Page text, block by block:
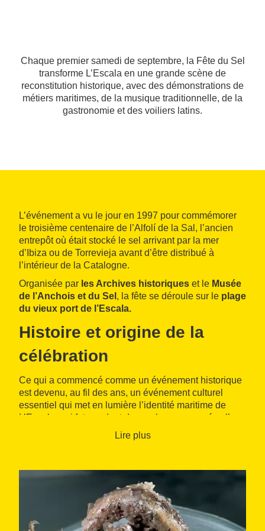
Chaque premier samedi de septembre, la Fête du Sel
transforme L’Escala en une grande scène de
reconstitution historique, avec des démonstrations de
métiers maritimes, de la musique traditionnelle, de la
gastronomie et des voiliers latins.
L’événement a vu le jour en 1997 pour commémorer
le troisième centenaire de l’Alfolí de la Sal, l’ancien
entrepôt où était stocké le sel arrivant par la mer
d’Ibiza ou de Torrevieja avant d’être distribué à
l’intérieur de la Catalogne.
Organisée par les Archives historiques et le Musée
de l’Anchois et du Sel , la fête se déroule sur le plage
du vieux port de l’Escala.
Histoire et origine de la
célébration
Ce qui a commencé comme un événement historique
est devenu, au fil des ans, un événement culturel
essentiel qui met en lumière l’identité maritime de
L’Escala, qui fut pendant de nombreuses années l’un
des centres de production de sel de la côte catalane.
pêche à la sardine se terminait, où les familles de
pêcheurs parties vendre leur poisson ailleurs sur la
côte revenaient, où les navires chargés de sel
arrivaient et où commençaient les préparatifs de la
récolte.
Lire plus